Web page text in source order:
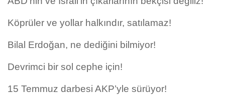
Köprüler ve yollar halkındır, satılamaz!
Bilal Erdoğan, ne dediğini bilmiyor!
Devrimci bir sol cephe için!
15 Temmuz darbesi AKP’yle sürüyor!